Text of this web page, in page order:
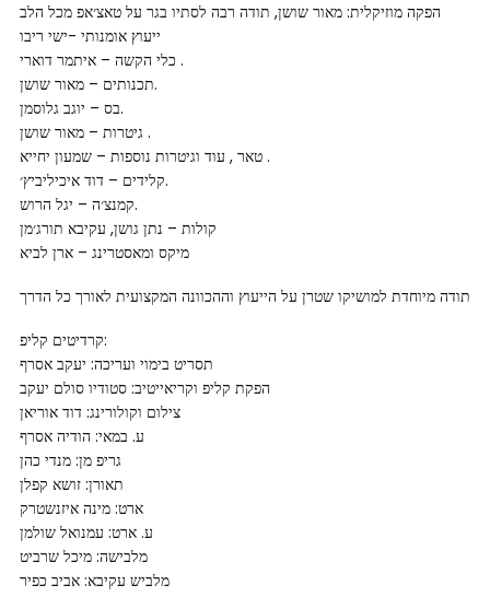
הפקה מוזיקלית: מאור שושן, תודה רבה לסתיו בגר על טאצ׳אפ מכל הלב
ייעוץ אומנותי -ישי ריבו
כלי הקשה – איתמר דוארי .
תכנותים – מאור שושן.
בס – יוגב גלוסמן.
גיטרות – מאור שושן .
טאר , עוד וגיטרות נוספות – שמעון יחייא .
קלידים – דוד איכיליביץ׳.
קמנצ׳ה – יגל הרוש.
קולות – נתן גושן, עקיבא תורג׳מן
מיקס ומאסטרינג – ארן לביא
תודה מיוחדת למושיקו שטרן על הייעוץ וההכוונה המקצועית לאורך כל הדרך
קרדיטים קליפ:
תסריט בימוי ועריכה: יעקב אסרף
הפקת קליפ וקריאייטיב: סטודיו סולם יעקב
צילום וקולורינג: דוד אוריאן
ע. במאי: הודיה אסרף
גריפ מן: מנדי כהן
תאורן: זושא קפלן
ארט: מינה איזנשטרק
ע. ארט: עמנואל שולמן
מלבישה: מיכל שרביט
מלביש עקיבא: אביב כפיר